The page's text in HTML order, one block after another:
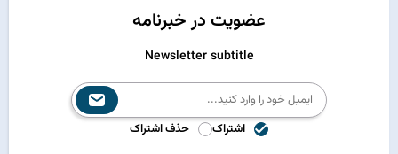
عضویت در خبرنامه
Newsletter subtitle
اشتراک حذف اشتراک